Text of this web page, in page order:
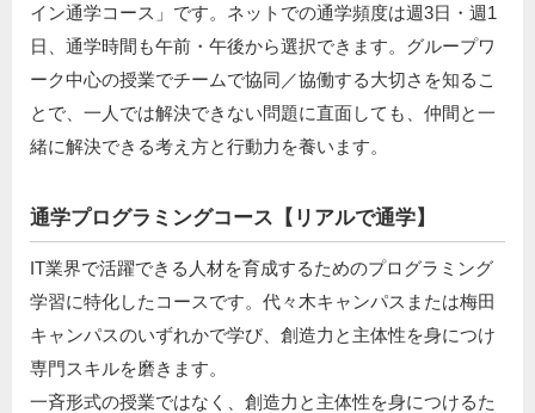
イン通学コース」です。ネットでの通学頻度は週3日・週1
日、通学時間も午前・午後から選択できます。グループワ
ーク中心の授業でチームで協同／協働する大切さを知るこ
とで、一人では解決できない問題に直面しても、仲間と一
緒に解決できる考え方と行動力を養います。
通学プログラミングコース【リアルで通学】
IT業界で活躍できる人材を育成するためのプログラミング
学習に特化したコースです。代々木キャンパスまたは梅田
キャンパスのいずれかで学び、創造力と主体性を身につけ
専門スキルを磨きます。
一斉形式の授業ではなく、創造力と主体性を身につけるた